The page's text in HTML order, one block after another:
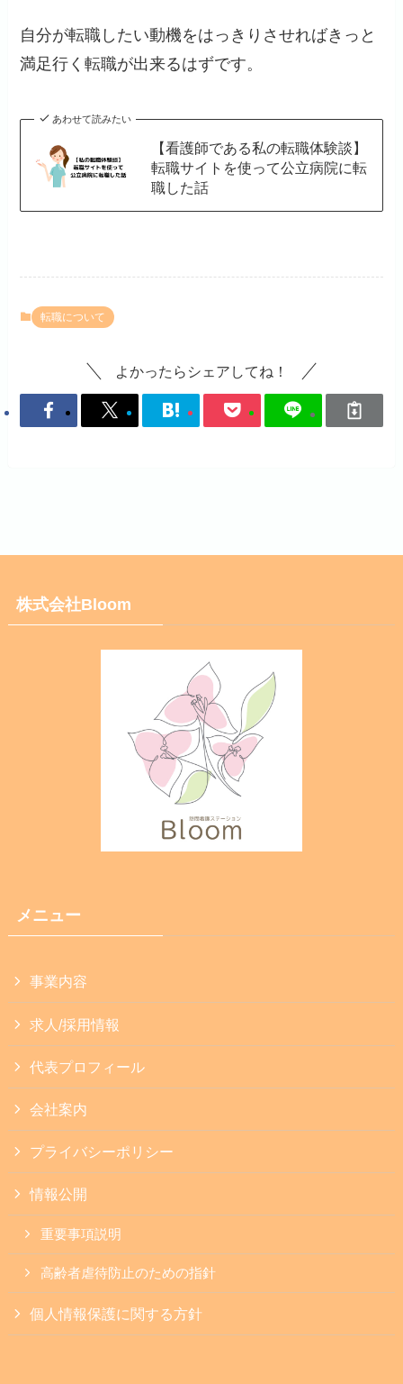
自分が転職したい動機をはっきりさせればきっと
満足行く転職が出来るはずです。
あわせて読みたい
【看護師である私の転職体験談】
転職サイトを使って公立病院に転
職した話
転職について
よかったらシェアしてね！
株式会社Bloom
メニュー
事業内容
求人/採用情報
代表プロフィール
会社案内
プライバシーポリシー
情報公開
重要事項説明
高齢者虐待防止のための指針
個人情報保護に関する方針